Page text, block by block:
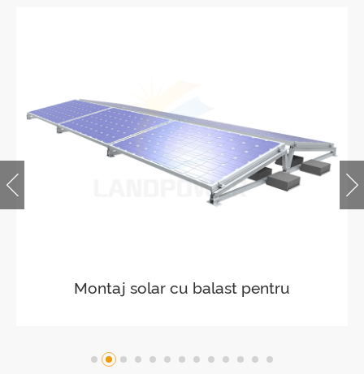
Peisaj de montare pe acoperiș plat